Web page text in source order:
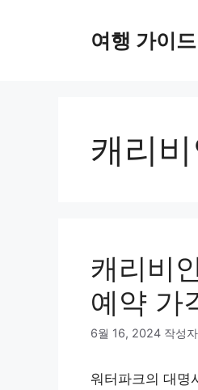
여행 가이드
캐리
캐리비
예약 가
6월 16, 2024 작성
워터파크의 대명